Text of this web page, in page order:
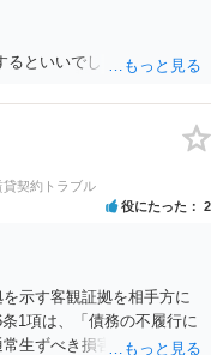
るといいでしょう。
貸契約トラブル
役にたった 2
示す客観証拠を相手方に
1項は、「債務の不履行に
生ずべき損害の賠償をさ